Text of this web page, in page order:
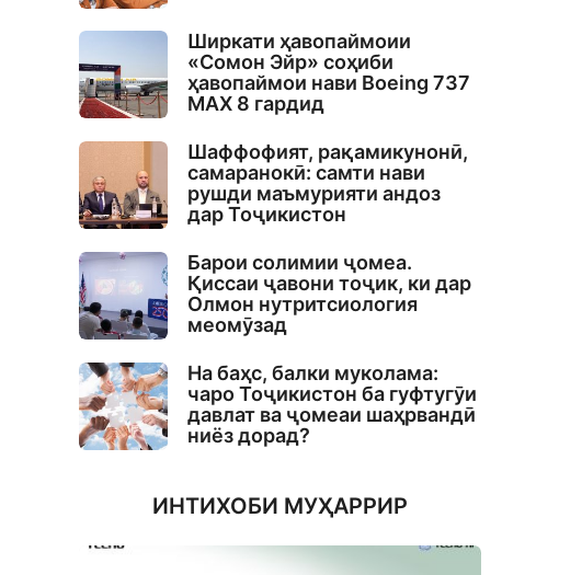
Ширкати ҳавопаймоии
«Сомон Эйр» соҳиби
ҳавопаймои нави Boeing 737
MAX 8 гардид
Шаффофият, рақамикунонӣ,
самаранокӣ: самти нави
рушди маъмурияти андоз
дар Тоҷикистон
Барои солимии ҷомеа.
Қиссаи ҷавони тоҷик, ки дар
Олмон нутритсиология
меомӯзад
На баҳс, балки муколама:
чаро Тоҷикистон ба гуфтугӯи
давлат ва ҷомеаи шаҳрвандӣ
ниёз дорад?
ИНТИХОБИ МУҲАРРИР